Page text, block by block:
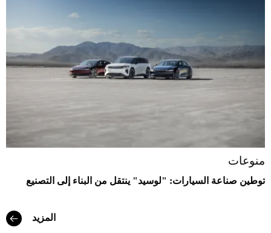
منوعات
توطين صناعة السيارات: "لوسيد" ينتقل من البناء إلى التصنيع
المزيد